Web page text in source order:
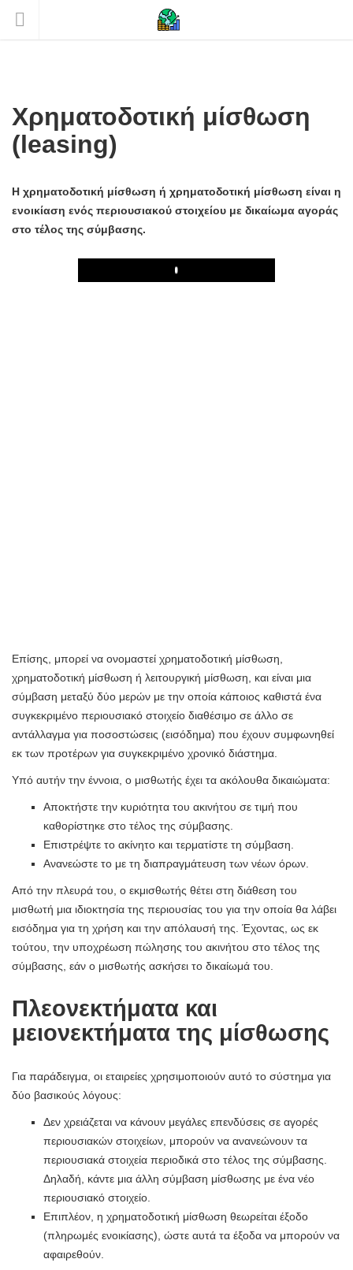
Χρηματοδοτική μίσθωση
(leasing)
Η χρηματοδοτική μίσθωση ή χρηματοδοτική μίσθωση είναι η
ενοικίαση ενός περιουσιακού στοιχείου με δικαίωμα αγοράς
στο τέλος της σύμβασης.
Play
Επίσης, μπορεί να ονομαστεί χρηματοδοτική μίσθωση,
χρηματοδοτική μίσθωση ή λειτουργική μίσθωση, και είναι μια
σύμβαση μεταξύ δύο μερών με την οποία κάποιος καθιστά ένα
συγκεκριμένο περιουσιακό στοιχείο διαθέσιμο σε άλλο σε
αντάλλαγμα για ποσοστώσεις (εισόδημα) που έχουν συμφωνηθεί
εκ των προτέρων για συγκεκριμένο χρονικό διάστημα.
Υπό αυτήν την έννοια, ο μισθωτής έχει τα ακόλουθα δικαιώματα:
Αποκτήστε την κυριότητα του ακινήτου σε τιμή που
καθορίστηκε στο τέλος της σύμβασης.
Επιστρέψτε το ακίνητο και τερματίστε τη σύμβαση.
Ανανεώστε το με τη διαπραγμάτευση των νέων όρων.
Από την πλευρά του, ο εκμισθωτής θέτει στη διάθεση του
μισθωτή μια ιδιοκτησία της περιουσίας του για την οποία θα λάβει
εισόδημα για τη χρήση και την απόλαυσή της. Έχοντας, ως εκ
τούτου, την υποχρέωση πώλησης του ακινήτου στο τέλος της
σύμβασης, εάν ο μισθωτής ασκήσει το δικαίωμά του.
Πλεονεκτήματα και
μειονεκτήματα της μίσθωσης
Για παράδειγμα, οι εταιρείες χρησιμοποιούν αυτό το σύστημα για
δύο βασικούς λόγους:
Δεν χρειάζεται να κάνουν μεγάλες επενδύσεις σε αγορές
περιουσιακών στοιχείων, μπορούν να ανανεώνουν τα
περιουσιακά στοιχεία περιοδικά στο τέλος της σύμβασης.
Δηλαδή, κάντε μια άλλη σύμβαση μίσθωσης με ένα νέο
περιουσιακό στοιχείο.
Επιπλέον, η χρηματοδοτική μίσθωση θεωρείται έξοδο
(πληρωμές ενοικίασης), ώστε αυτά τα έξοδα να μπορούν να
αφαιρεθούν.